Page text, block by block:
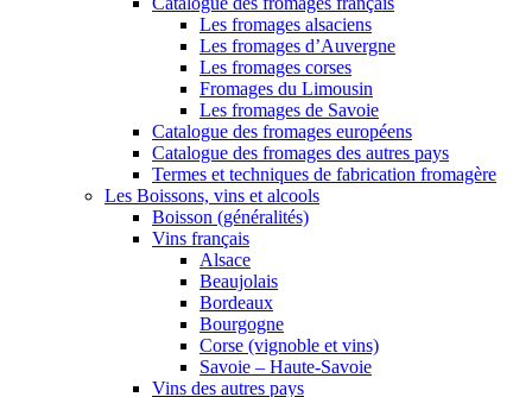
Les fromages alsaciens
Les fromages d’Auvergne
Les fromages corses
Fromages du Limousin
Les fromages de Savoie
Catalogue des fromages européens
Catalogue des fromages des autres pays
Termes et techniques de fabrication fromagère
Les Boissons, vins et alcools
Boisson (généralités)
Vins français
Alsace
Beaujolais
Bordeaux
Bourgogne
Corse (vignoble et vins)
Savoie – Haute-Savoie
Vins des autres pays